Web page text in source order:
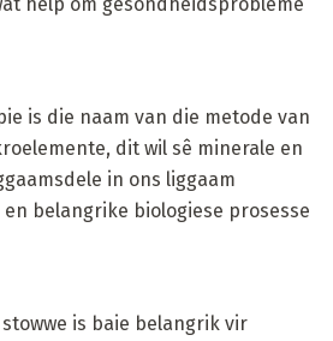
is die naam van die metode van
dit wil sê minerale en
in ons liggaam
belangrike biologiese prosesse
is baie belangrik vir